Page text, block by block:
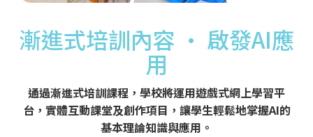
漸進式培訓內容 · 啟發AI應
用
通過漸進式培訓課程，學校將運用遊戲式網上學習平
台，實體互動課堂及創作項目，讓學生輕鬆地掌握AI的
基本理論知識與應用。